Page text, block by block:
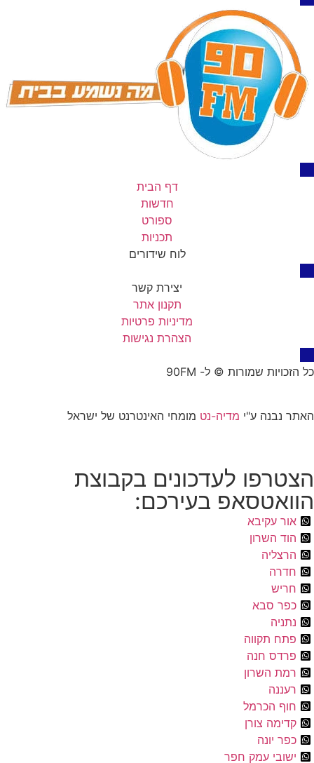
דף הבית
חדשות
ספורט
תכניות
לוח שידורים
יצירת קשר
תקנון אתר
מדיניות פרטיות
הצהרת נגישות
כל הזכויות שמורות © ל- 90FM
האתר נבנה ע"י מדיה-נט מומחי האינטרנט של ישראל
הצטרפו לעדכונים בקבוצת
הוואטסאפ בעירכם:
אור עקיבא
הוד השרון
הרצליה
חדרה
חריש
כפר סבא
נתניה
פתח תקווה
פרדס חנה
רמת השרון
רעננה
חוף הכרמל
קדימה צורן
כפר יונה
ישובי עמק חפר